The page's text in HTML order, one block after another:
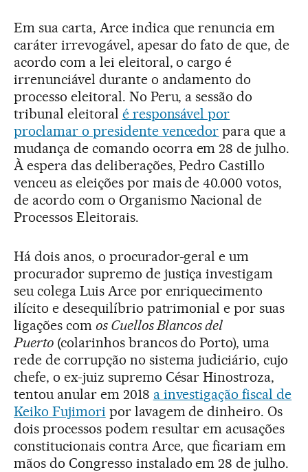
Em sua carta, Arce indica que renuncia em
caráter irrevogável, apesar do fato de que, de
acordo com a lei eleitoral, o cargo é
irrenunciável durante o andamento do
processo eleitoral. No Peru, a sessão do
tribunal eleitoral é responsável por
proclamar o presidente vencedor para que a
mudança de comando ocorra em 28 de julho.
À espera das deliberações, Pedro Castillo
venceu as eleições por mais de 40.000 votos,
de acordo com o Organismo Nacional de
Processos Eleitorais.
Há dois anos, o procurador-geral e um
procurador supremo de justiça investigam
seu colega Luis Arce por enriquecimento
ilícito e desequilíbrio patrimonial e por suas
ligações com os Cuellos Blancos del
Puerto(colarinhos brancos do Porto), uma
rede de corrupção no sistema judiciário, cujo
chefe, o ex-juiz supremo César Hinostroza,
tentou anular em 2018 a investigação fiscal de
Keiko Fujimori por lavagem de dinheiro. Os
dois processos podem resultar em acusações
constitucionais contra Arce, que ficariam em
mãos do Congresso instalado em 28 de julho.